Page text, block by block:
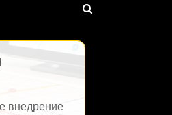
внедрение